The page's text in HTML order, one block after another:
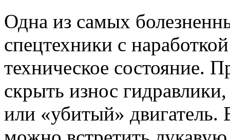
Одна из самых
спецтехники с
техническое состояние.
скрыть износ
или «убитый» двигатель.